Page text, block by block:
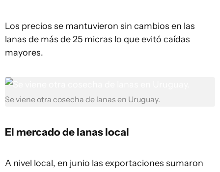
Los precios se mantuvieron sin cambios en las
lanas de más de 25 micras lo que evitó caídas
mayores.
Se viene otra cosecha de lanas en Uruguay.
El mercado delanaslocal
A nivel local, en junio las exportaciones sumaron